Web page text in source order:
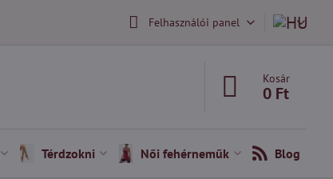
Felhasználói panel
Kosár
0 Ft
Térdzokni Női fehérneműk Blog